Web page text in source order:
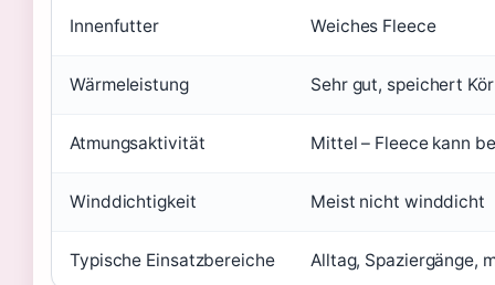
Innenfutter Weiches Fleece
Wärmeleistung Sehr gut, speichert
Atmungsaktivität Mittel – Fleece kann
Winddichtigkeit Meist nicht winddicht
Typische Einsatzbereiche Alltag, Spaziergänge,